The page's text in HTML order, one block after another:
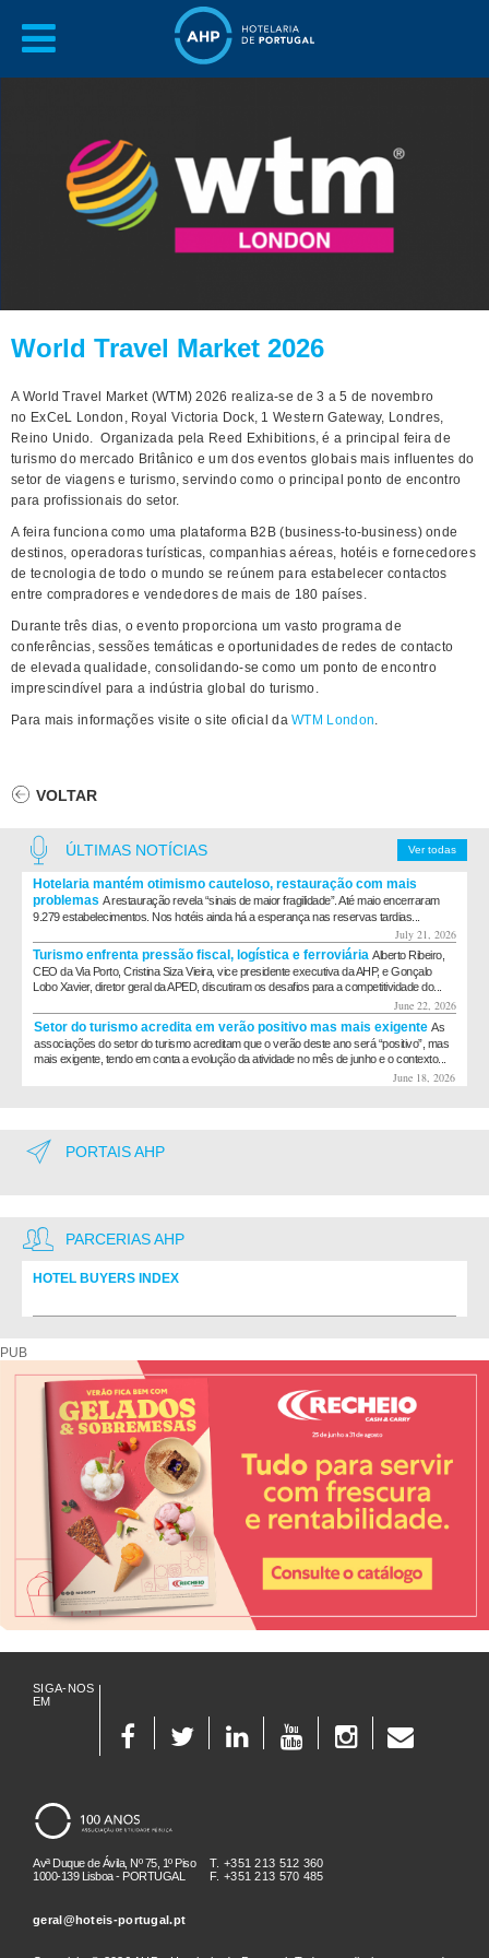
World Travel Market 2026
A World Travel Market (WTM) 2026 realiza-se de 3 a 5 de novembro
no ExCeL London, Royal Victoria Dock, 1 Western Gateway, Londres,
Reino Unido. Organizada pela Reed Exhibitions, é a principal feira de
turismo do mercado Britânico e um dos eventos globais mais influentes do
setor de viagens e turismo, servindo como o principal ponto de encontro
para profissionais do setor.
​A feira funciona como uma plataforma B2B (business-to-business) onde
destinos, operadoras turísticas, companhias aéreas, hotéis e fornecedores
de tecnologia de todo o mundo se reúnem para estabelecer contactos
entre compradores e vendedores de mais de 180 países.
Durante três dias, o evento proporciona um vasto programa de
conferências, sessões temáticas e oportunidades de redes de contacto
de elevada qualidade, consolidando-se como um ponto de encontro
imprescindível para a indústria global do turismo.
Para mais informações visite o site oficial daWTM London.
VOLTAR
Ver todas
ÚLTIMAS NOTÍCIAS
Hotelaria mantém otimismo cauteloso, restauração com mais
problemas A restauração revela “sinais de maior fragilidade”. Até maio encerraram
9.279 estabelecimentos. Nos hotéis ainda há a esperança nas reservas tardias...
July 21, 2026
Turismo enfrenta pressão fiscal, logística e ferroviária Alberto Ribeiro,
CEO da Via Porto, Cristina Siza Vieira, vice presidente executiva da AHP, e Gonçalo
Lobo Xavier, diretor geral da APED, discutiram os desafios para a competitividade do...
June 22, 2026
Setor do turismo acredita em verão positivo mas mais exigente As
associações do setor do turismo acreditam que o verão deste ano será “positivo”, mas
mais exigente, tendo em conta a evolução da atividade no mês de junho e o contexto...
June 18, 2026
PORTAIS AHP
PARCERIAS AHP
HOTEL BUYERS INDEX
PUB
SIGA-NOS
EM
Avª Duque de Ávila, Nº 75, 1º Piso
1000-139 Lisboa - PORTUGAL
T. +351 213 512 360
F. +351 213 570 485
geral@hoteis-portugal.pt